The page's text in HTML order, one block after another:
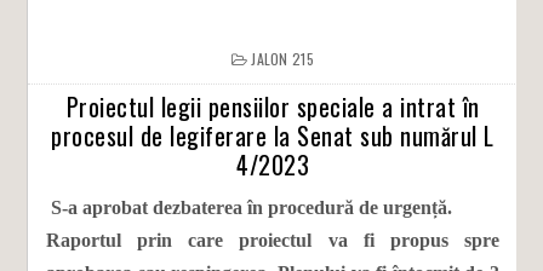
JALON 215
Proiectul legii pensiilor speciale a intrat în
procesul de legiferare la Senat sub numărul L
4/2023
S-a aprobat dezbaterea în procedură de urgență.
Raportul prin care proiectul va fi propus spre